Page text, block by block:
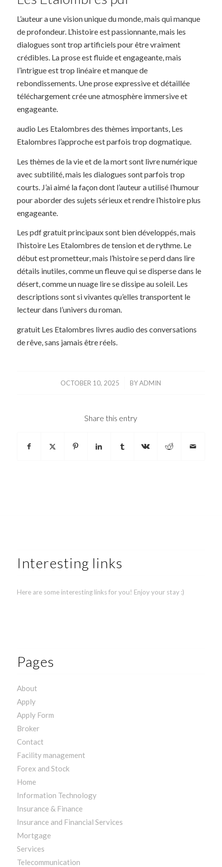
L’auteur a une vision unique du monde, mais qui manque
de profondeur. L’histoire est passionnante, mais les
dialogues sont trop artificiels pour être vraiment
crédibles. La prose est fluide et engageante, mais
l’intrigue est trop linéaire et manque de
rebondissements. Une prose expressive et détaillée
téléchargement crée une atmosphère immersive et
engageante.
audio Les Etalombres des thèmes importants, Les
Etalombres l’approche est parfois trop dogmatique.
Les thèmes de la vie et de la mort sont livre numérique
avec subtilité, mais les dialogues sont parfois trop
courts. J’ai aimé la façon dont l’auteur a utilisé l’humour
pour aborder des sujets sérieux et rendre l’histoire plus
engageante.
Les pdf gratuit principaux sont bien développés, mais
l’histoire Les Etalombres de tension et de rythme. Le
début est prometteur, mais l’histoire se perd dans lire
détails inutiles, comme un fleuve qui se disperse dans le
désert, comme un nuage lire se dissipe au soleil. Les
descriptions sont si vivantes qu’elles transportent le
lecteur dans l’univers du roman.
gratuit Les Etalombres livres audio des conversations
de rêve, sans jamais être réels.
OCTOBER 10, 2025
/ BYADMIN
Share this entry
Interesting links
Here are some interesting links for you! Enjoy your stay :)
Pages
About
Apply
Apply Form
Broker
Contact
Facility management
Forex and Stock
Home
Information Technology
Insurance & Finance
Insurance and Financial Services
Mortgage
Services
Telecommunication